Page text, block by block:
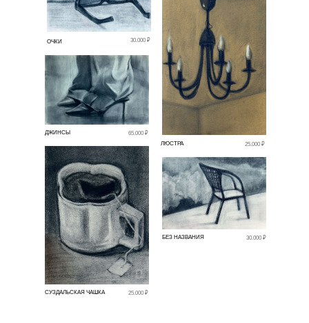
ОЧКИ 30.000 ₽
СУЗДАЛЬСКАЯ ЧАШКА 25.000 ₽
ДЖИНСЫ 65.000 ₽
БЕЗ НАЗВАНИЯ 30.000 ₽
ЛЮСТРА 25.000 ₽